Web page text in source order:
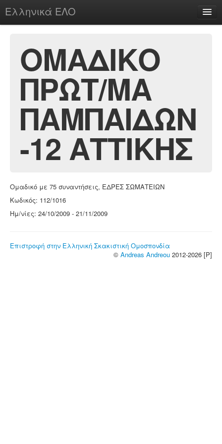
Ελληνικά ΕΛΟ
chesstu.be @ discord
Login
ΟΜΑΔΙΚΟ
ΠΡΩΤ/ΜΑ
ΠΑΜΠΑΙΔΩΝ
-12 ΑΤΤΙΚΗΣ
Ομαδικό με 75 συναντήσεις, ΕΔΡΕΣ ΣΩΜΑΤΕΙΩΝ
Κωδικός: 112/1016
Ημ/νίες: 24/10/2009 - 21/11/2009
Επιστροφή στην Ελληνική Σκακιστική Ομοσπονδία
© Andreas Andreou 2012-2026 [P]